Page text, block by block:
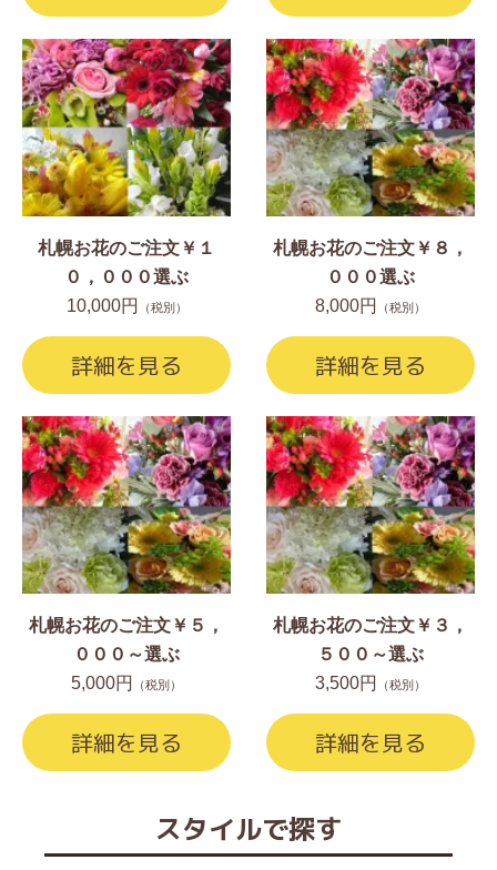
札幌お花のご注文￥１
０，０００選ぶ
10,000円
（税別）
詳細を見る
札幌お花のご注文￥８，
０００選ぶ
8,000円
（税別）
詳細を見る
札幌お花のご注文￥５，
０００～選ぶ
5,000円
（税別）
詳細を見る
札幌お花のご注文￥３，
５００～選ぶ
3,500円
（税別）
詳細を見る
スタイルで探す